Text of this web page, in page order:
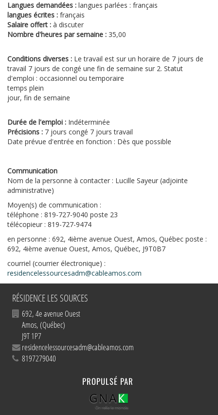
Langues demandées : langues parlées : français
langues écrites : français
Salaire offert : à discuter
Nombre d'heures par semaine : 35,00
Conditions diverses : Le travail est sur un horaire de 7 jours de
travail 7 jours de congé une fin de semaine sur 2. Statut
d'emploi : occasionnel ou temporaire
temps plein
jour, fin de semaine
Durée de l'emploi : Indéterminée
Précisions : 7 jours congé 7 jours travail
Date prévue d'entrée en fonction : Dès que possible
Communication
Nom de la personne à contacter : Lucille Sayeur (adjointe
administrative)
Moyen(s) de communication :
téléphone : 819-727-9040 poste 23
télécopieur : 819-727-9474
en personne : 692, 4ième avenue Ouest, Amos, Québec poste :
692, 4ième avenue Ouest, Amos, Québec, J9T0B7
courriel (courrier électronique) :
residencelessourcesadm@cableamos.com
RÉSIDENCE LES SOURCES
692, 4e avenue Ouest
Amos,(Québec)
J9T 1P7
residencelessourcesadm@cableamos.com
8197279040
PROPULSÉ PAR